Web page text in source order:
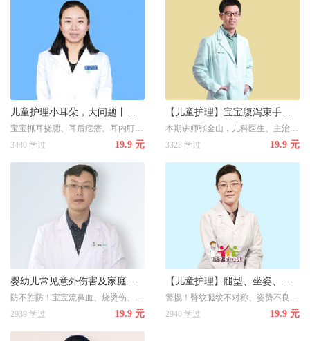
3440 学过
19.9 元
3323 学过
19.9 元
2939 学过
19.9 元
2940 学过
19.9 元